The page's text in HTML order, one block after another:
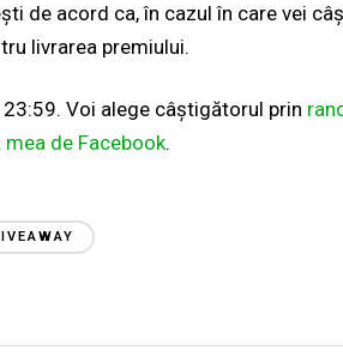
de acord ca, în cazul în care vei
livrarea premiului.
23:59. Voi alege câștigătorul prin
mea de Facebook.